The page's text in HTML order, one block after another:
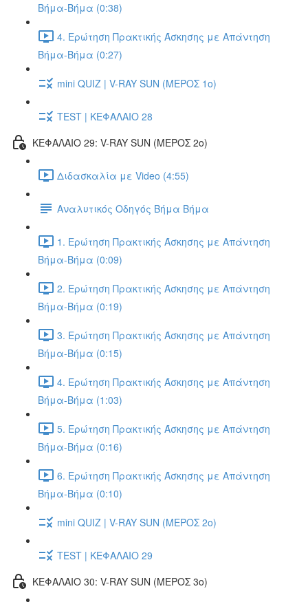
Βήμα-Βήμα (0:38)
4. Ερώτηση Πρακτικής Άσκησης με Απάντηση
Βήμα-Βήμα (0:27)
mini QUIZ | V-RAY SUN (ΜΕΡΟΣ 1o)
TEST | ΚΕΦΑΛΑΙΟ 28
ΚΕΦΑΛΑΙΟ 29: V-RAY SUN (ΜΕΡΟΣ 2o)
Διδασκαλία με Video (4:55)
Αναλυτικός Οδηγός Βήμα Βήμα
1. Ερώτηση Πρακτικής Άσκησης με Απάντηση
Βήμα-Βήμα (0:09)
2. Ερώτηση Πρακτικής Άσκησης με Απάντηση
Βήμα-Βήμα (0:19)
3. Ερώτηση Πρακτικής Άσκησης με Απάντηση
Βήμα-Βήμα (0:15)
4. Ερώτηση Πρακτικής Άσκησης με Απάντηση
Βήμα-Βήμα (1:03)
5. Ερώτηση Πρακτικής Άσκησης με Απάντηση
Βήμα-Βήμα (0:16)
6. Ερώτηση Πρακτικής Άσκησης με Απάντηση
Βήμα-Βήμα (0:10)
mini QUIZ | V-RAY SUN (ΜΕΡΟΣ 2o)
TEST | ΚΕΦΑΛΑΙΟ 29
ΚΕΦΑΛΑΙΟ 30: V-RAY SUN (ΜΕΡΟΣ 3o)